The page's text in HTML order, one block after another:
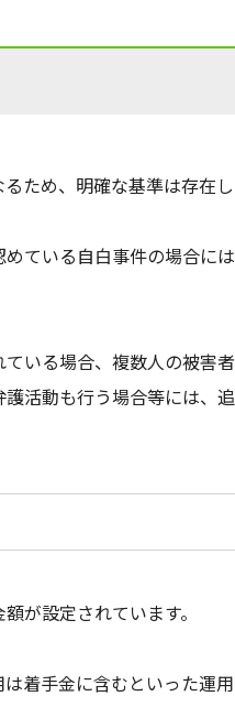
ため、明確な基準は存在し
ている自白事件の場合に
いる場合、複数人の被害
活動も行う場合等には、
が設定されています。
着手金に含むといった運